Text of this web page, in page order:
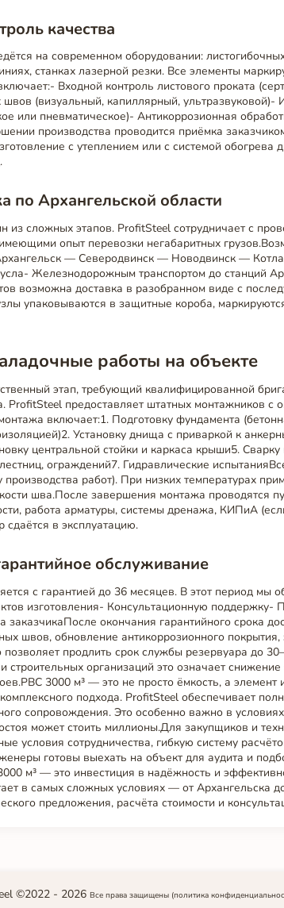
качества
на современном оборудовании:
станках лазерной резки. Все элементы
Входной контроль листового проката
(визуальный, капиллярный, ультразвуковой)-
или пневматическое)- Антикоррозионная
производства проводится приёмка
с утеплением или с системой
по Архангельской области
из сложных этапов. ProfitSteel сотрудничает с
опыт перевозки негабаритных
— Северодвинск — Новодвинск —
Железнодорожным транспортом до станций
возможна доставка в разобранном виде с
упаковываются в защитные короба,
работы на объекте
этап, требующий квалифицированной
ProfitSteel предоставляет штатных монтажников с
включает:1. Подготовку фундамента
Установку днища с приваркой к
центральной стойки и каркаса крыши5.
ограждений7. Гидравлические
работ). При низких температурах
шва.После завершения монтажа проводятся
работа арматуры, системы дренажа, КИПиА
сдаётся в эксплуатацию.
обслуживание
с гарантией до 36 месяцев. В этот период мы
изготовления- Консультационную поддержку-
окончания гарантийного срока
швов, обновление антикоррозионного покрытия,
позволяет продлить срок службы резервуара до
организаций это означает снижение
3000 м³ — это не просто ёмкость, а элемент
подхода. ProfitSteel обеспечивает
сопровождения. Это особенно важно в
может стоить миллионы.Для закупщиков и
условия сотрудничества, гибкую систему
готовы выехать на объект для аудита и
м³ — это инвестиция в надёжность и
в самых сложных условиях — от Архангельска
предложения, расчёта стоимости и
©2022 - 2026 Все права защищены (политика